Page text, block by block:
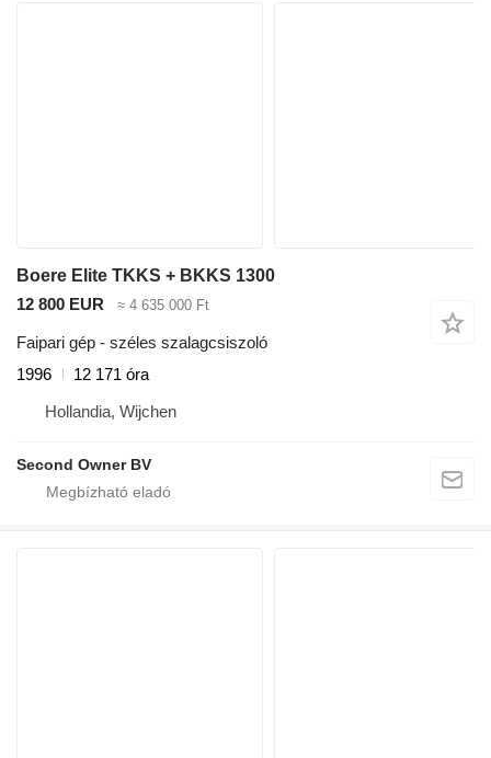
Boere Elite TKKS + BKKS 1300
12 800 EUR
≈ 4 635 000 Ft
Faipari gép - széles szalagcsiszoló
1996
12 171 óra
Hollandia, Wijchen
Second Owner BV